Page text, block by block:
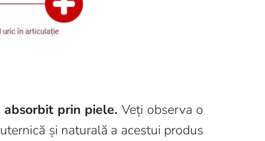
prin piele. Veți observa o
și naturală a acestui produs